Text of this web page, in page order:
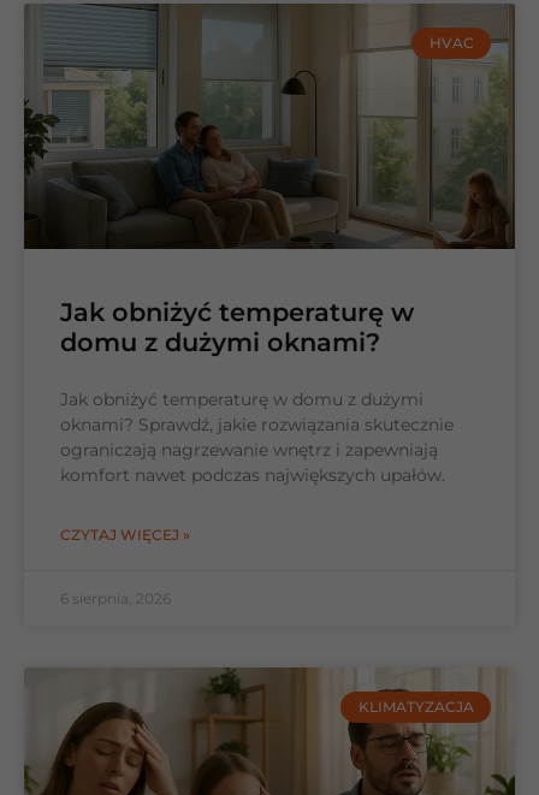
HVAC
Jak obniżyć temperaturę w
domu z dużymi oknami?
Jak obniżyć temperaturę w domu z dużymi
oknami? Sprawdź, jakie rozwiązania skutecznie
ograniczają nagrzewanie wnętrz i zapewniają
komfort nawet podczas największych upałów.
CZYTAJ WIĘCEJ »
6 sierpnia, 2026
KLIMATYZACJA